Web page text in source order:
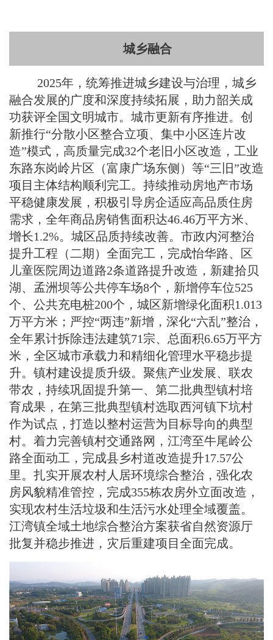
城乡融合
2025年，统筹推进城乡建设与治理，城乡
融合发展的广度和深度持续拓展，助力韶关成
功获评全国文明城市。城市更新有序推进。创
新推行“分散小区整合立项、集中小区连片改
造”模式，高质量完成32个老旧小区改造，工业
东路东岗岭片区（富康广场东侧）等“三旧”改造
项目主体结构顺利完工。持续推动房地产市场
平稳健康发展，积极引导房企适应高品质住房
需求，全年商品房销售面积达46.46万平方米、
增长1.2%。城区品质持续改善。市政内河整治
提升工程（二期）全面完工，完成怡华路、区
儿童医院周边道路2条道路提升改造，新建拾贝
湖、孟洲坝等公共停车场8个，新增停车位525
个、公共充电桩200个，城区新增绿化面积1.013
万平方米；严控“两违”新增，深化“六乱”整治，
全年累计拆除违法建筑71宗、总面积6.65万平方
米，全区城市承载力和精细化管理水平稳步提
升。镇村建设提质升级。聚焦产业发展、联农
带农，持续巩固提升第一、第二批典型镇村培
育成果，在第三批典型镇村选取西河镇下坑村
作为试点，打造以整村运营为目标导向的典型
村。着力完善镇村交通路网，江湾至牛尾岭公
路全面动工，完成县乡村道改造提升17.57公
里。扎实开展农村人居环境综合整治，强化农
房风貌精准管控，完成355栋农房外立面改造，
实现农村生活垃圾和生活污水处理全域覆盖。
江湾镇全域土地综合整治方案获省自然资源厅
批复并稳步推进，灾后重建项目全面完成。